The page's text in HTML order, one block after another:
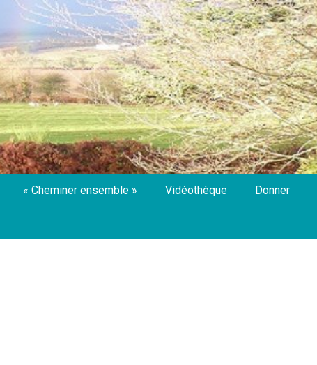
« Cheminer ensemble » Vidéothèque Donner